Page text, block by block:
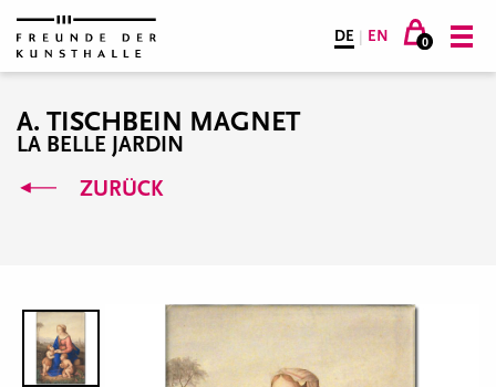
DE | EN 0
A. TISCHBEIN MAGNET
LA BELLE JARDIN
ZURÜCK